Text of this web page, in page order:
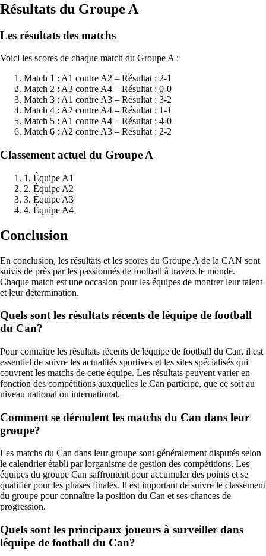
Résultats du Groupe A
Les résultats des matchs
Voici les scores de chaque match du Groupe A :
Match 1 : A1 contre A2 – Résultat : 2-1
Match 2 : A3 contre A4 – Résultat : 0-0
Match 3 : A1 contre A3 – Résultat : 3-2
Match 4 : A2 contre A4 – Résultat : 1-1
Match 5 : A1 contre A4 – Résultat : 4-0
Match 6 : A2 contre A3 – Résultat : 2-2
Classement actuel du Groupe A
1. Équipe A1
2. Équipe A2
3. Équipe A3
4. Équipe A4
Conclusion
En conclusion, les résultats et les scores du Groupe A de la CAN sont
suivis de près par les passionnés de football à travers le monde.
Chaque match est une occasion pour les équipes de montrer leur talent
et leur détermination.
Quels sont les résultats récents de léquipe de football
du Can?
Pour connaître les résultats récents de léquipe de football du Can, il est
essentiel de suivre les actualités sportives et les sites spécialisés qui
couvrent les matchs de cette équipe. Les résultats peuvent varier en
fonction des compétitions auxquelles le Can participe, que ce soit au
niveau national ou international.
Comment se déroulent les matchs du Can dans leur
groupe?
Les matchs du Can dans leur groupe sont généralement disputés selon
le calendrier établi par lorganisme de gestion des compétitions. Les
équipes du groupe Can saffrontent pour accumuler des points et se
qualifier pour les phases finales. Il est important de suivre le classement
du groupe pour connaître la position du Can et ses chances de
progression.
Quels sont les principaux joueurs à surveiller dans
léquipe de football du Can?